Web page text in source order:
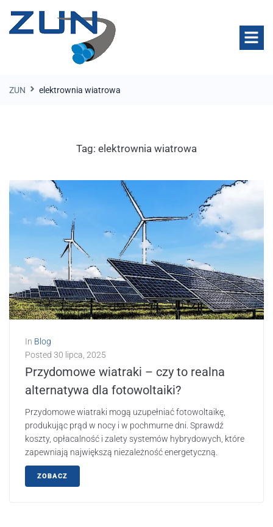
ZUN elektrownia wiatrowa
Tag: elektrownia wiatrowa
In Blog
Posted 30 lipca, 2025
Przydomowe wiatraki – czy to realna
alternatywa dla fotowoltaiki?
Przydomowe wiatraki mogą uzupełniać fotowoltaikę,
produkując prąd w nocy i w pochmurne dni. Sprawdź
koszty, opłacalność i zalety systemów hybrydowych, które
zapewniają największą niezależność energetyczną.
ZOBACZ